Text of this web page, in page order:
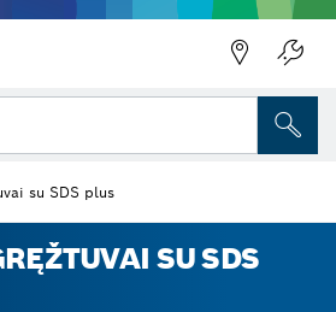
su SDS plus
SU SDS